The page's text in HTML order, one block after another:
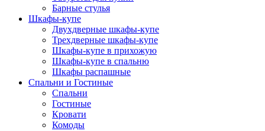
Барные стулья
Шкафы-купе
Двухдверные шкафы-купе
Трехдверные шкафы-купе
Шкафы-купе в прихожую
Шкафы-купе в спальню
Шкафы распашные
Спальни и Гостиные
Спальни
Гостиные
Кровати
Комоды